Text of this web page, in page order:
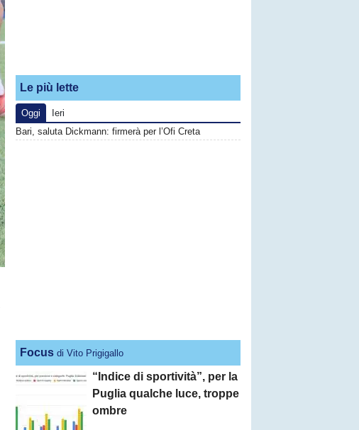
Le più lette
Oggi
Ieri
Bari, saluta Dickmann: firmerà per l’Ofi Creta
Focus di Vito Prigigallo
“Indice di sportività”, per la
Puglia qualche luce, troppe
ombre